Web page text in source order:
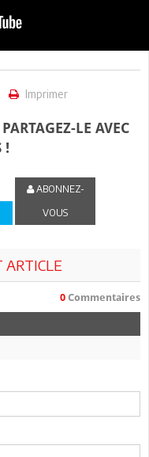
Imprimer
LE AVEC
!
ABONNEZ-
VOUS
ARTICLE
0 Commentaires